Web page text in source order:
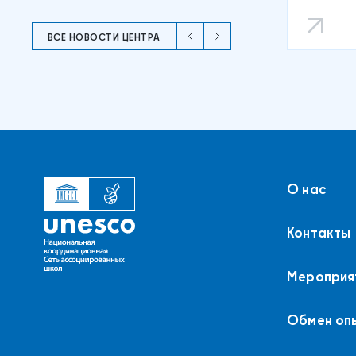
ВСЕ НОВОСТИ ЦЕНТРА
О нас
Контакты
Обмен